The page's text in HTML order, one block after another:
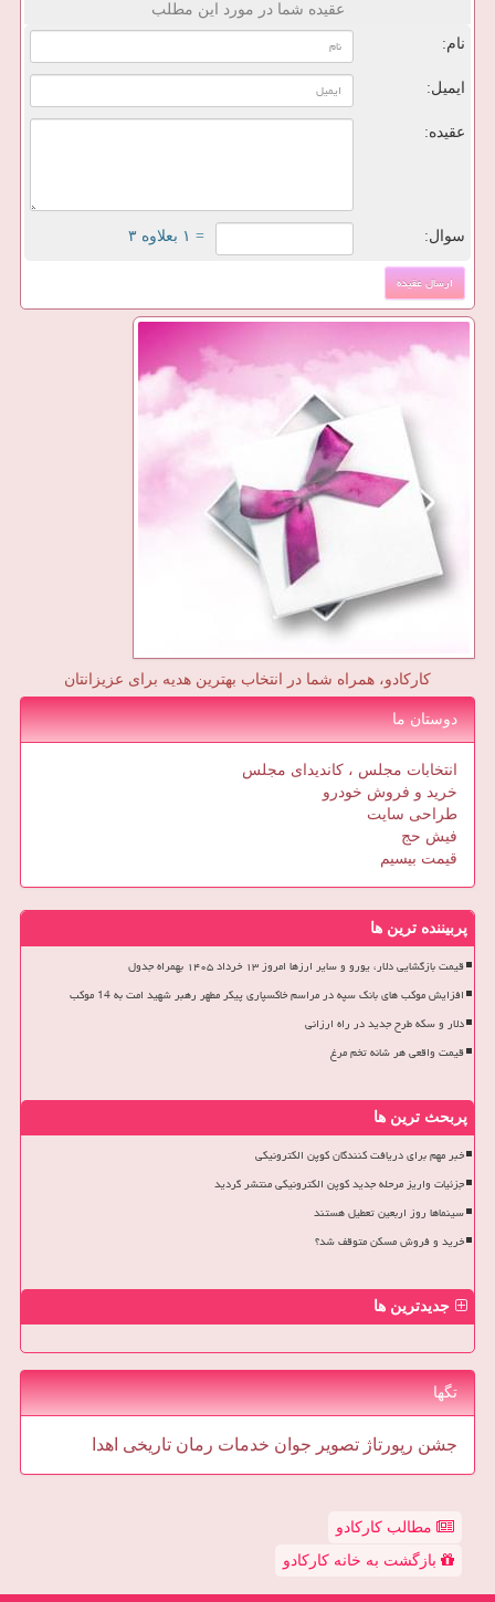
عقیده شما در مورد این مطلب
نام:
ایمیل:
عقیده:
سوال: = ۱ بعلاوه ۳
کارکادو، همراه شما در انتخاب بهترین هدیه برای عزیزانتان
دوستان ما
انتخابات مجلس ، کاندیدای مجلس
خرید و فروش خودرو
طراحی سایت
فیش حج
قیمت بیسیم
پربیننده ترین ها
قیمت بازگشایی دلار، یورو و سایر ارزها امروز ۱۳ خرداد ۱۴۰۵ بهمراه جدول
افزایش موکب های بانک سپه در مراسم خاکسپاری پیکر مطهر رهبر شهید امت به 14 موکب
دلار و سکه طرح جدید در راه ارزانی
قیمت واقعی هر شانه تخم مرغ
پربحث ترین ها
خبر مهم برای دریافت کنندگان کوپن الکترونیکی
جزئیات واریز مرحله جدید کوپن الکترونیکی منتشر گردید
سینماها روز اربعین تعطیل هستند
خرید و فروش مسکن متوقف شد؟
جدیدترین ها
تگها
جشن رپورتاژ تصویر جوان خدمات رمان تاریخی اهدا
مطالب کارکادو
بازگشت به خانه کارکادو